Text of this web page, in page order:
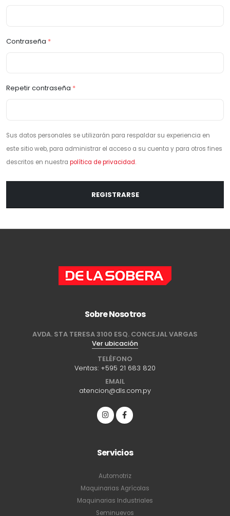
Contraseña *
Repetir contraseña *
Sus datos personales se utilizarán para respaldar su experiencia en
este sitio web, para administrar el acceso a su cuenta y para otros fines
descritos en nuestra política de privacidad.
REGISTRARSE
Sobre Nosotros
AVDA. STA TERESA 3100 ESQ. CONCEJAL VARGAS
Ver ubicación
TELÉFONO
Ventas: +595 21 683 820
EMAIL
atencion@dls.com.py
Servicios
Automotriz
Maquinarias Agrícolas
Maquinarias Industriales
Seminuevos